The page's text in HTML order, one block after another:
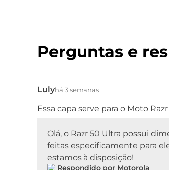
Perguntas e
Lulyhá 3 semanas
Essa capa serve para o Moto
Olá, o Razr 50 Ultra possui
feitas especificamente para
estamos à disposição!
Respondido por Motorola